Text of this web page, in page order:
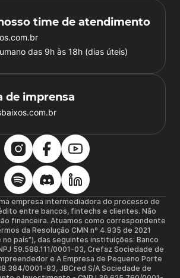
time de atendimento
das 9h às 18h (dias úteis)
de imprensa
empresa intermediadora do processo de
entre bancos, fintechs e clientes. Não
financeira. Atuamos como correspondente
da Resolução CMN nº 4.935 de 2021
país”), das seguintes instituições: Banco
59.588.111/0001-03, Crefaz Sociedade de
e A Empresa de Pequeno Porte
0001-83, JBCred S/A Sociedade de